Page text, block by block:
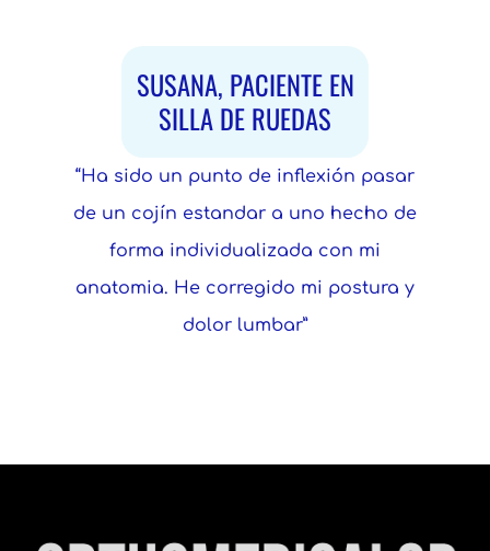
SUSANA, PACIENTE EN
SILLA DE RUEDAS
“Ha sido un punto de inflexión pasar
de un cojín estandar a uno hecho de
forma individualizada con mi
anatomia. He corregido mi postura y
dolor lumbar”